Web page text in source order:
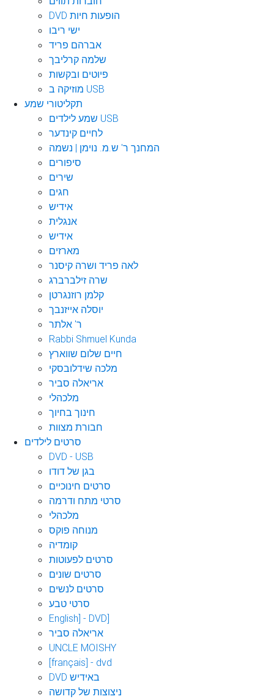
DVD הופעות חיות
ישי ריבו
אברהם פריד
שלמה קרליבך
פיוטים ובקשות
מוזיקה ב USB
תקליטורי שמע
שמע לילדים USB
לחיים קינדער
המחנך ר' ש.מ. נוימן | נשמה
סיפורים
שירים
חגים
אידיש
אנגלית
אידיש
מארזים
לאה פריד ושרה קיסנר
שרה זילברברג
קלמן רוזנגרטן
יוסלה אייזנבך
ר' אלתר
Rabbi Shmuel Kunda
חיים שלום שווארץ
מלכה שידלובסקי
אריאלה סביר
מלכהלי
חינוך בחיוך
חבורת מצוות
סרטים לילדים
DVD - USB
בגן של דודו
סרטים חינוכיים
סרטי מתח ודרמה
מלכהלי
מנוחה פוקס
קומדיה
סרטים לפעוטות
סרטים שונים
סרטים לנשים
סרטי טבע
English] - DVD]
אריאלה סביר
UNCLE MOISHY
[français] - dvd
DVD באידיש
ניצוצות של קדושה